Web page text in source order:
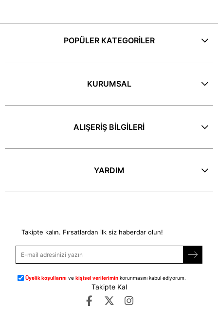
POPÜLER KATEGORİLER
KURUMSAL
ALIŞERİŞ BİLGİLERİ
YARDIM
Takipte kalın. Fırsatlardan ilk siz haberdar olun!
Üyelik koşullarını vekişisel verilerimin korunmasını kabul ediyorum.
Takipte Kal